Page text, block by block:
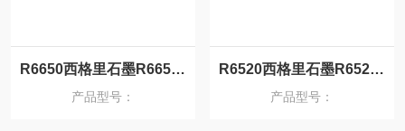
R6650西格里石墨R6650电子石墨模具石墨油槽
产品型号：
R6520西格里石墨R6520十字烧结石墨坩埚
产品型号：